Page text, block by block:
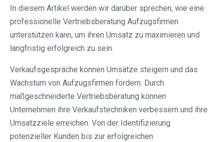
In diesem Artikel werden wir darüber sprechen, wie eine
professionelle Vertriebsberatung Aufzugsfirmen
unterstützen kann, um ihren Umsatz zu maximieren und
langfristig erfolgreich zu sein.
Verkaufsgespräche können Umsätze steigern und das
Wachstum von Aufzugsfirmen fördern. Durch
maßgeschneiderte Vertriebsberatung können
Unternehmen ihre Verkaufstechniken verbessern und ihre
Umsatzziele erreichen. Von der Identifizierung
potenzieller Kunden bis zur erfolgreichen